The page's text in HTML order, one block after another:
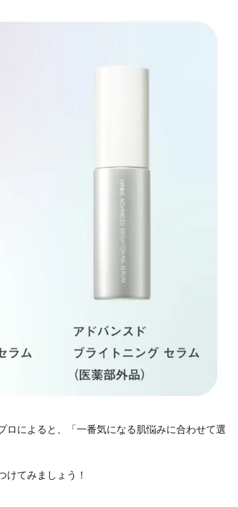
によると、「一番気になる肌悩みに合わせて選
てみましょう！